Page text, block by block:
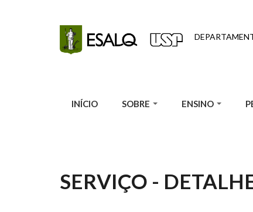
INÍCIO SOBRE ENSINO
SERVIÇO -